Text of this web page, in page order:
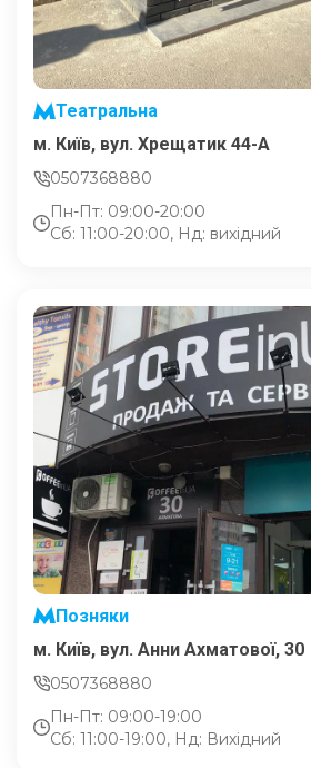
Театральна
м. Київ, вул. Хрещатик 44-A
0507368880
Пн-Пт: 09:00-20:00
Сб: 11:00-20:00, Нд: вихідний
Позняки
м. Київ, вул. Анни Ахматової, 30
0507368880
Пн-Пт: 09:00-19:00
Сб: 11:00-19:00, Нд: Вихідний